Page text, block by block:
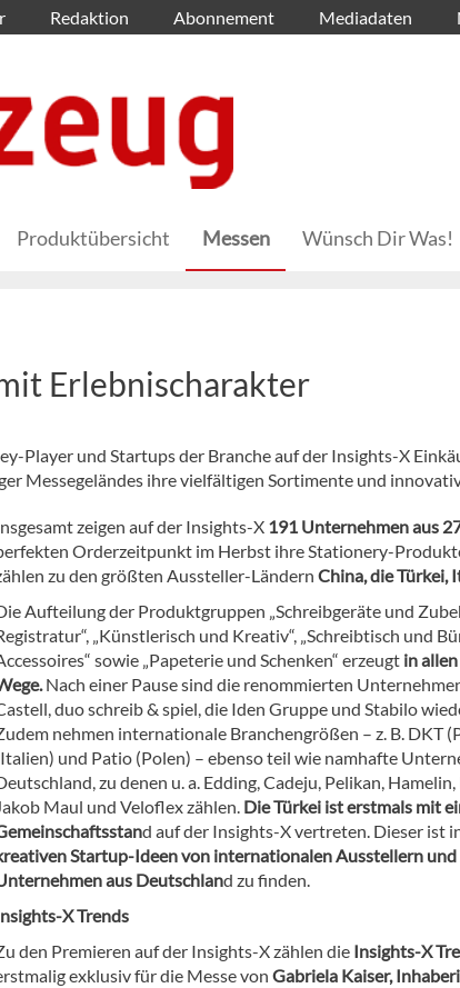
Redaktion Abonnement Mediadaten
Produktübersicht Messen Wünsch Dir Was!
Erlebnischarakter
Player und Startups der Branche auf der Insights-X
Messegeländes ihre vielfältigen Sortimente und
zeigen auf der Insights-X 191 Unternehmen aus
Orderzeitpunkt im Herbst ihre Stationery-
zu den größten Aussteller-Ländern China, die Türkei,
Aufteilung der Produktgruppen „Schreibgeräte und
„Künstlerisch und Kreativ“, „Schreibtisch und
sowie „Papeterie und Schenken“ erzeugt in
Nach einer Pause sind die renommierten
duo schreib & spiel, die Iden Gruppe und Stabilo
nehmen internationale Branchengrößen – z. B. DKT
und Patio (Polen) – ebenso teil wie namhafte
zu denen u. a. Edding, Cadeju, Pelikan,
Maul und Veloflex zählen. Die Türkei ist erstmals mit
d auf der Insights-X vertreten. Dieser ist
Startup-Ideen von internationalen Ausstellern
aus Deutschland zu finden.
X Trends
den Premieren auf der Insights-X zählen die Insights-X
exklusiv für die Messe von Gabriela Kaiser,